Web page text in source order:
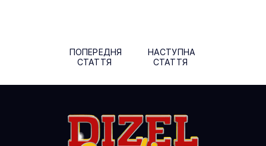
ПОПЕРЕДНЯ
СТАТТЯ
НАСТУПНА
СТАТТЯ